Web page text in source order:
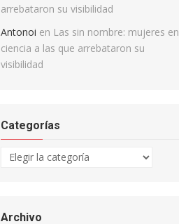
arrebataron su visibilidad
Antonoi en Las sin nombre: mujeres en
ciencia a las que arrebataron su
visibilidad
Categorías
Categorías
Archivo